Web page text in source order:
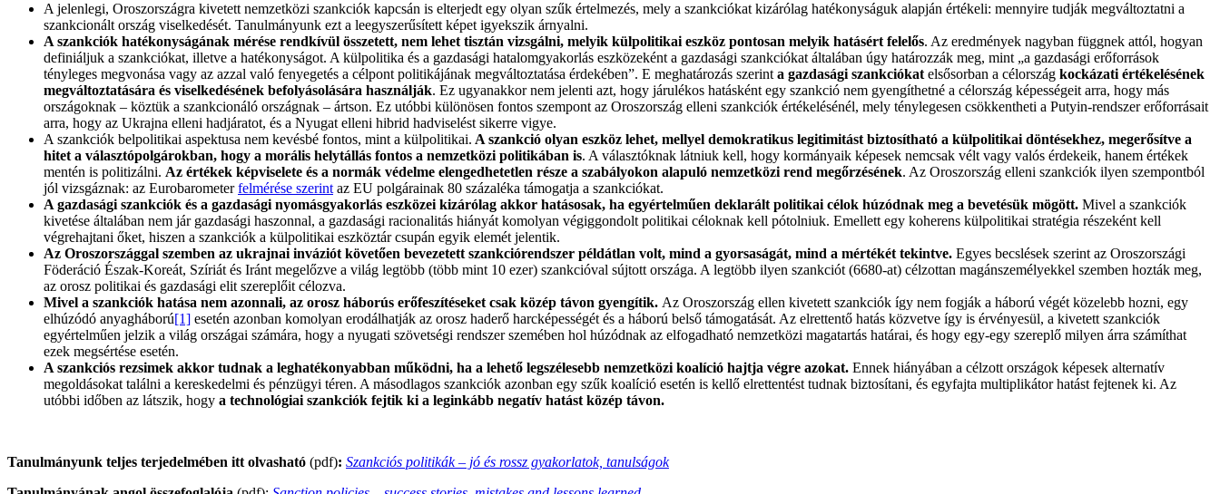
A jelenlegi, Oroszországra kivetett nemzetközi szankciók kapcsán is elterjedt egy olyan szűk értelmezés, mely a szankciókat kizárólag hatékonyságuk alapján értékeli: mennyire tudják megváltoztatni a
szankcionált ország viselkedését. Tanulmányunk ezt a leegyszerűsített képet igyekszik árnyalni.
A szankciók hatékonyságának mérése rendkívül összetett, nem lehet tisztán vizsgálni, melyik külpolitikai eszköz pontosan melyik hatásért felelős. Az eredmények nagyban függnek attól, hogyan
definiáljuk a szankciókat, illetve a hatékonyságot. A külpolitika és a gazdasági hatalomgyakorlás eszközeként a gazdasági szankciókat általában úgy határozzák meg, mint „a gazdasági erőforrások
tényleges megvonása vagy az azzal való fenyegetés a célpont politikájának megváltoztatása érdekében”. E meghatározás szerint a gazdasági szankciókat elsősorban a célország kockázati értékelésének
megváltoztatására és viselkedésének befolyásolására használják. Ez ugyanakkor nem jelenti azt, hogy járulékos hatásként egy szankció nem gyengíthetné a célország képességeit arra, hogy más
országoknak – köztük a szankcionáló országnak – ártson. Ez utóbbi különösen fontos szempont az Oroszország elleni szankciók értékelésénél, mely ténylegesen csökkentheti a Putyin-rendszer erőforrásait
arra, hogy az Ukrajna elleni hadjáratot, és a Nyugat elleni hibrid hadviselést sikerre vigye.
A szankciók belpolitikai aspektusa nem kevésbé fontos, mint a külpolitikai. A szankció olyan eszköz lehet, mellyel demokratikus legitimitást biztosítható a külpolitikai döntésekhez, megerősítve a
hitet a választópolgárokban, hogy a morális helytállás fontos a nemzetközi politikában is. A választóknak látniuk kell, hogy kormányaik képesek nemcsak vélt vagy valós érdekeik, hanem értékek
mentén is politizálni. Az értékek képviselete és a normák védelme elengedhetetlen része a szabályokon alapuló nemzetközi rend megőrzésének. Az Oroszország elleni szankciók ilyen szempontból
jól vizsgáznak: az Eurobarometerfelmérése szerint az EU polgárainak 80 százaléka támogatja a szankciókat.
A gazdasági szankciók és a gazdasági nyomásgyakorlás eszközei kizárólag akkor hatásosak, ha egyértelműen deklarált politikai célok húzódnak meg a bevetésük mögött. Mivel a szankciók
kivetése általában nem jár gazdasági haszonnal, a gazdasági racionalitás hiányát komolyan végiggondolt politikai céloknak kell pótolniuk. Emellett egy koherens külpolitikai stratégia részeként kell
végrehajtani őket, hiszen a szankciók a külpolitikai eszköztár csupán egyik elemét jelentik.
Az Oroszországgal szemben az ukrajnai inváziót követően bevezetett szankciórendszer példátlan volt, mind a gyorsaságát, mind a mértékét tekintve. Egyes becslések szerint az Oroszországi
Föderáció Észak-Koreát, Szíriát és Iránt megelőzve a világ legtöbb (több mint 10 ezer) szankcióval sújtott országa. A legtöbb ilyen szankciót (6680-at) célzottan magánszemélyekkel szemben hozták meg,
az orosz politikai és gazdasági elit szereplőit célozva.
Mivel a szankciók hatása nem azonnali, az orosz háborús erőfeszítéseket csak közép távon gyengítik. Az Oroszország ellen kivetett szankciók így nem fogják a háború végét közelebb hozni, egy
elhúzódó anyagháború[1] esetén azonban komolyan erodálhatják az orosz haderő harcképességét és a háború belső támogatását. Az elrettentő hatás közvetve így is érvényesül, a kivetett szankciók
egyértelműen jelzik a világ országai számára, hogy a nyugati szövetségi rendszer szemében hol húzódnak az elfogadható nemzetközi magatartás határai, és hogy egy-egy szereplő milyen árra számíthat
ezek megsértése esetén.
A szankciós rezsimek akkor tudnak a leghatékonyabban működni, ha a lehető legszélesebb nemzetközi koalíció hajtja végre azokat. Ennek hiányában a célzott országok képesek alternatív
megoldásokat találni a kereskedelmi és pénzügyi téren. A másodlagos szankciók azonban egy szűk koalíció esetén is kellő elrettentést tudnak biztosítani, és egyfajta multiplikátor hatást fejtenek ki. Az
utóbbi időben az látszik, hogy a technológiai szankciók fejtik ki a leginkább negatív hatást közép távon.
Tanulmányunk teljes terjedelmében itt olvasható (pdf): Szankciós politikák – jó és rossz gyakorlatok, tanulságok